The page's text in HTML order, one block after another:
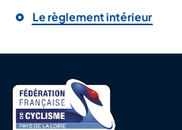
Le règlement intérieur